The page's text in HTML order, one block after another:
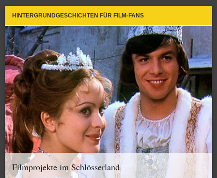
HINTERGRUNDGESCHICHTEN FÜR FILM-FANS
Filmprojekte im Schlösserland